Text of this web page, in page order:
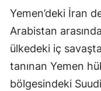
Yemen’deki İran
Arabistan
ülkedeki iç
tanınan Yemen
bölgesindeki